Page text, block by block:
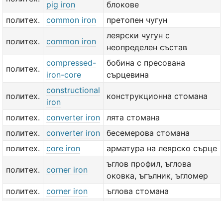
pig iron
блокове
политех.
common iron претопен чугун
политех. common iron
леярски чугун с
неопределен състав
политех.
compressed-
iron-core
бобина с пресована
сърцевина
политех.
constructional
iron
конструкционна стомана
политех. converter iron
лята стомана
политех.
converter iron
бесемерова стомана
политех.
core iron арматура на леярско сърце
политех. corner iron
ъглов профил, ъглова
оковка, ъгълник, ъгломер
политех.
corner iron ъглова стомана